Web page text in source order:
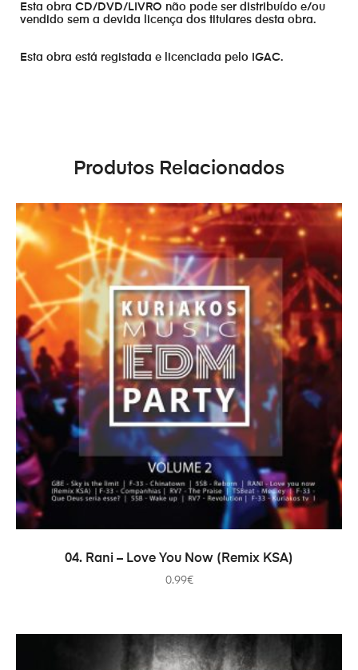
Esta obra CD/DVD/LIVRO não pode ser distribuído e/ou
vendido sem a devida licença dos titulares desta obra.
Esta obra está registada e licenciada pelo IGAC.
Produtos Relacionados
ADICIONAR
04. Rani – Love You Now (Remix KSA)
0.99€